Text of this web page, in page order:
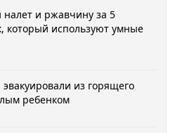
налет и ржавчину за 5
который используют умные
из горящего
ребенком